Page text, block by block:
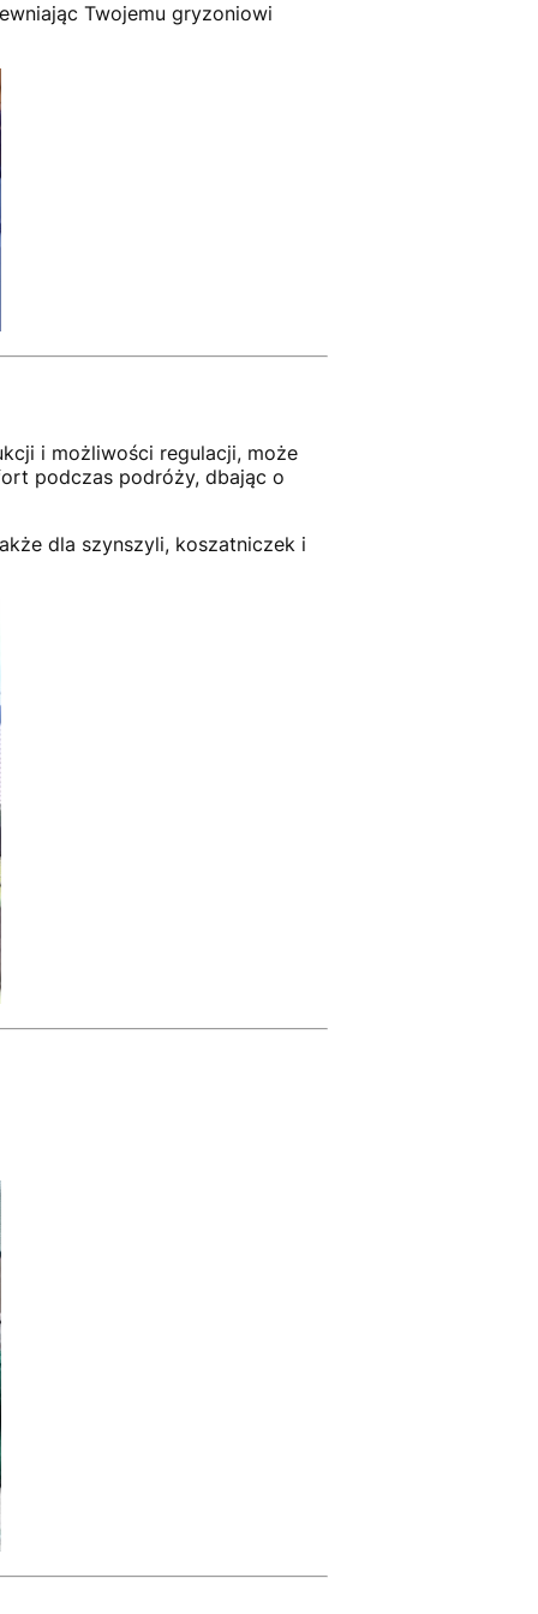
Twojemu gryzoniowi
i możliwości regulacji, może
podczas podróży, dbając o
dla szynszyli, koszatniczek i